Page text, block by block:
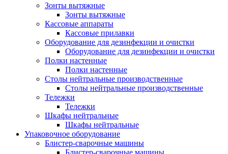
Зонты вытяжные
Зонты вытяжные
Кассовые аппараты
Кассовые прилавки
Оборудование для дезинфекции и очистки
Оборудование для дезинфекции и очистки
Полки настенные
Полки настенные
Столы нейтральные производственные
Столы нейтральные производственные
Тележки
Тележки
Шкафы нейтральные
Шкафы нейтральные
Упаковочное оборудование
Блистер-сварочные машины
Блистер-сварочные машины